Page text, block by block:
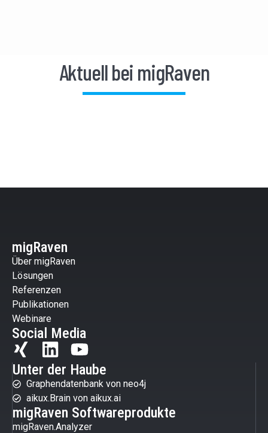
Aktuell bei migRaven
migRaven
Über migRaven
Lösungen
Referenzen
Publikationen
Webinare
Social Media
Unter der Haube
Graphendatenbank von neo4j
aikux.Brain von aikux.ai
migRaven Softwareprodukte
migRaven.Analyzer